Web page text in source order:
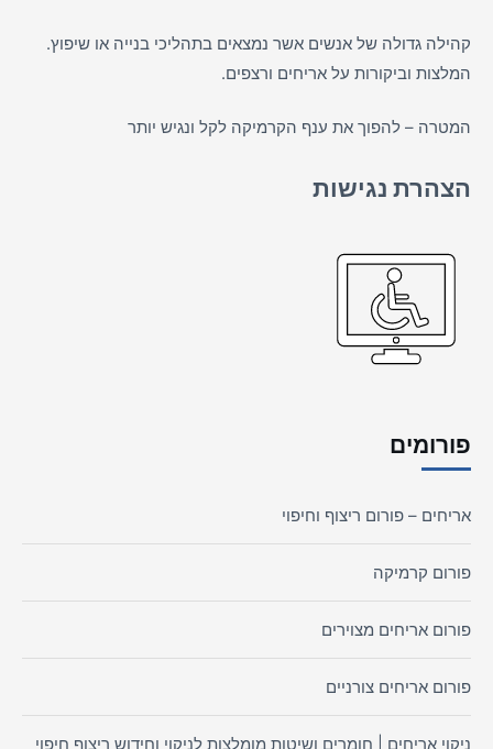
קהילה גדולה של אנשים אשר נמצאים בתהליכי בנייה או שיפוץ.
המלצות וביקורות על אריחים ורצפים.
המטרה – להפוך את ענף הקרמיקה לקל ונגיש יותר
הצהרת נגישות
פורומים
אריחים – פורום ריצוף וחיפוי
פורום קרמיקה
פורום אריחים מצוירים
פורום אריחים צורניים
ניקוי אריחים | חומרים ושיטות מומלצות לניקוי וחידוש ריצוף חיפוי